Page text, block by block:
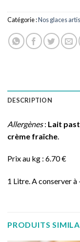
Catégorie :Nos glaces
DESCRIPTION
Allergènes: Lait
crème fraîche
Prix au kg : 6.70 €
1 Litre. A conserver à
PRODUITS